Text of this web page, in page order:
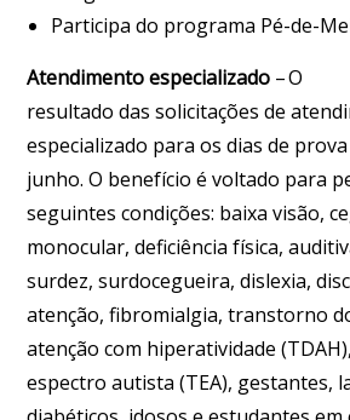
Participa do programa Pé-de-
Atendimento especializado – O
resultado das solicitações de
especializado para os dias de
junho. O benefício é voltado para
seguintes condições: baixa visão,
monocular, deficiência física,
surdez, surdocegueira, dislexia,
atenção, fibromialgia, transtorno
atenção com hiperatividade
espectro autista (TEA), gestantes,